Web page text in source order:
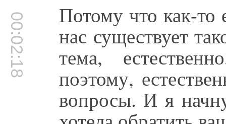
00:02:18 Потому что как-то
нас существует
тема,
поэтому,
вопросы. И я